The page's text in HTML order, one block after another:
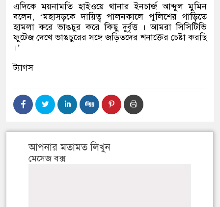
এদিকে ময়নামতি হাইওয়ে থানার ইনচার্জ আব্দুল মুমিন
বলেন, ‘মহাসড়কে দায়িত্ব পালনকালে পুলিশের গাড়িতে
হামলা করে ভাঙচুর করে কিছু দুর্বৃত্ত । আমরা সিসিটিভি
ফুটেজ দেখে ভাঙচুরের সঙ্গে জড়িতদের শনাক্তের চেষ্টা করছি
।’
ট্যাগস
আপনার মতামত লিখুন
মেসেজ বক্স